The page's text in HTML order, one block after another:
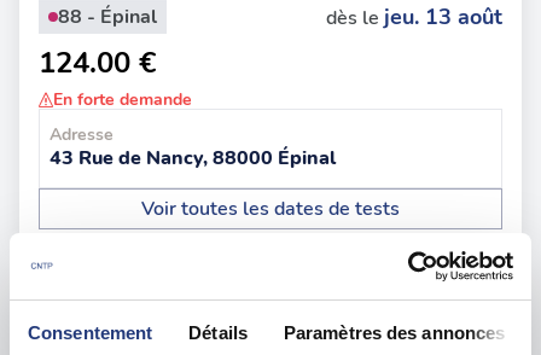
Consentement Détails Paramètres des annonces
88 - Épinal dès le jeu. 13 août
124.00 €
En forte demande
Adresse
43 Rue de Nancy, 88000 Épinal
Voir toutes les dates de tests
Les tests sur les départements voisins